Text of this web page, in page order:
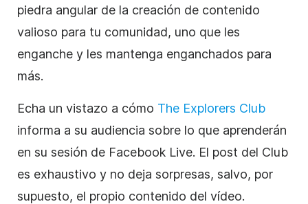
piedra angular de la creación de contenido
valioso para tu comunidad, uno que les
enganche y les mantenga enganchados para
más.
Echa un vistazo a cómo The Explorers Club
informa a su audiencia sobre lo que aprenderán
en su sesión de Facebook Live. El post del Club
es exhaustivo y no deja sorpresas, salvo, por
supuesto, el propio contenido del vídeo.